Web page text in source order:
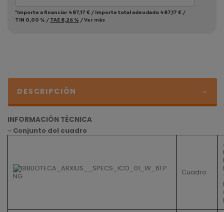
*Importe a financiar 487,17 € / Importe total adeudado 487,17 € /
TIN 0,00 % / TAE 8,26 % /Ver más
DESCRIPCIÓN
INFORMACIÓN TÉCNICA
Conjunto del cuadro
Cuadro